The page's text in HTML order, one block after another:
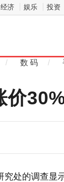
经济 娱乐 投资
/ 数 码 /
价
处的调查显